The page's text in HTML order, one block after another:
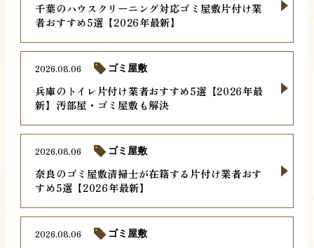
千葉のハウスクリーニング対応ゴミ屋敷片付け業
者おすすめ5選【2026年最新】
兵庫のトイレ片付け業者おすすめ5選【2026年最
新】汚部屋・ゴミ屋敷も解決
2026.08.06 ゴミ屋敷
奈良のゴミ屋敷清掃士が在籍する片付け業者おす
すめ5選【2026年最新】
2026.08.06 ゴミ屋敷
2026.08.06 ゴミ屋敷